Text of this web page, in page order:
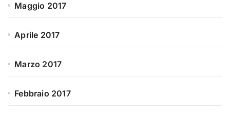
Maggio 2017
Aprile 2017
Marzo 2017
Febbraio 2017